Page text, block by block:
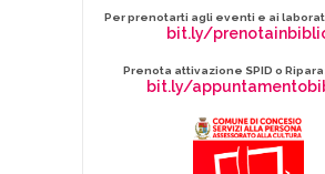
Per prenotarti agli eventi e ai
bit.ly/
Prenota attivazione SPID o
bit.ly/